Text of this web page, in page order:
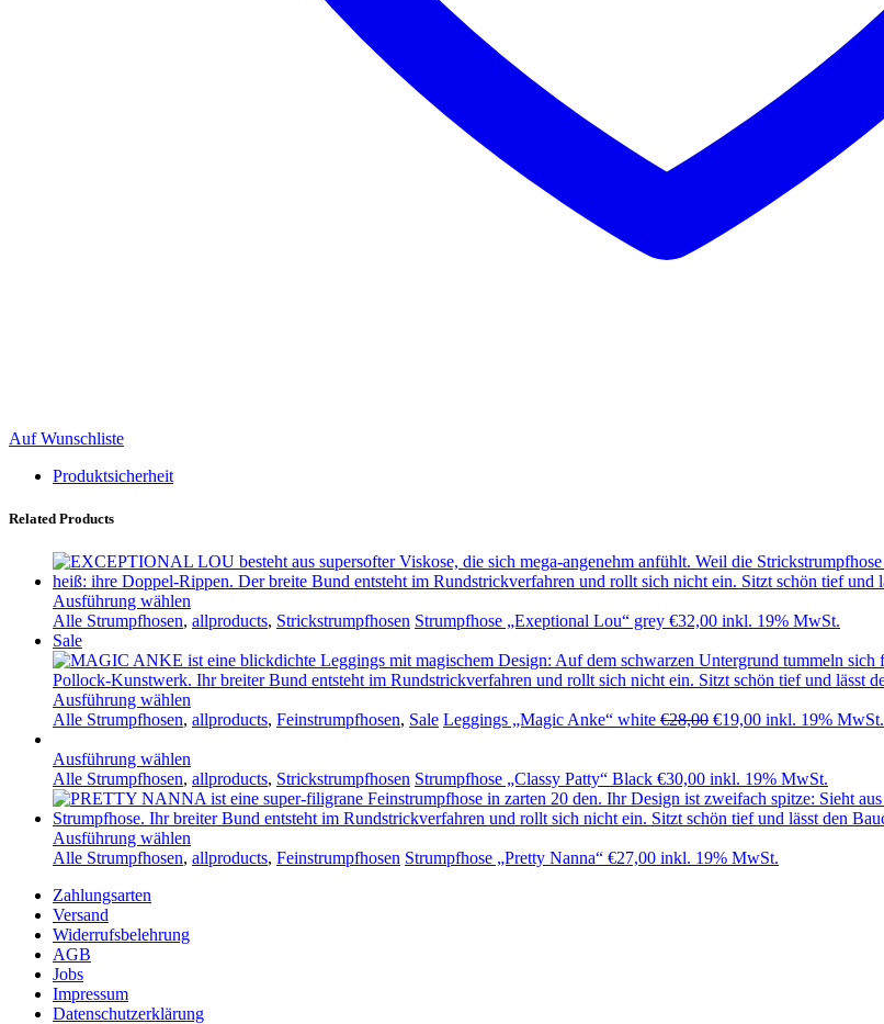
Auf Wunschliste
Produktsicherheit
Related Products
Ausführung wählen
Alle Strumpfhosen, allproducts, Strickstrumpfhosen Strumpfhose „Exeptional Lou“ grey €32,00 inkl. 19% MwSt.
Sale
Ausführung wählen
Alle Strumpfhosen, allproducts, Feinstrumpfhosen, Sale Leggings „Magic Anke“ white €28,00 Ursprünglicher
€28,00
€19,00Aktueller
€19,00.
inkl. 19% MwSt.
Ausführung wählen
Alle Strumpfhosen, allproducts, Strickstrumpfhosen Strumpfhose „Classy Patty“ Black €30,00 inkl. 19% MwSt.
Ausführung wählen
Alle Strumpfhosen, allproducts, Feinstrumpfhosen Strumpfhose „Pretty Nanna“ €27,00 inkl. 19% MwSt.
Zahlungsarten
Versand
Widerrufsbelehrung
AGB
Jobs
Impressum
Datenschutzerklärung